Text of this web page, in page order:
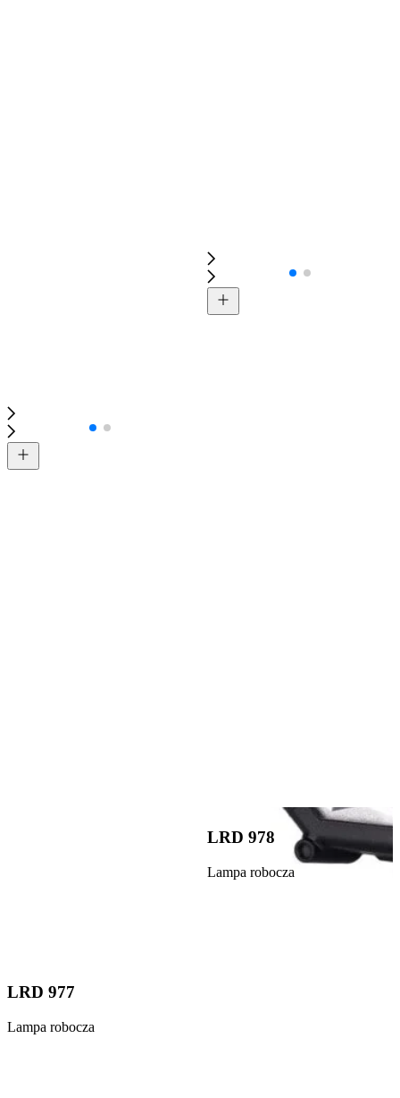
LRD 977
Lampa robocza
LRD 978
Lampa robocza